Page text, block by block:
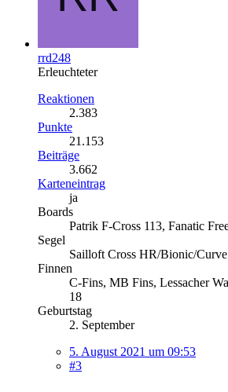
rrd248
Erleuchteter
Reaktionen
2.383
Punkte
21.153
Beiträge
3.662
Karteneintrag
ja
Boards
Patrik F-Cross 113, Fanatic
Segel
Sailloft Cross HR/Bionic/
Finnen
C-Fins, MB Fins, Lessacher
18
Geburtstag
2. September
5. August 2021 um 09:53
#3